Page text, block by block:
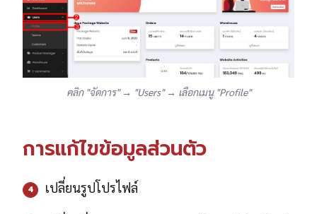
คลิก "จัดการ" → "Users" → เลือกเมนู "Profile"
การแก้ไขข้อมูลส่วนตัว
4 เปลี่ยนรูปโปรไฟล์